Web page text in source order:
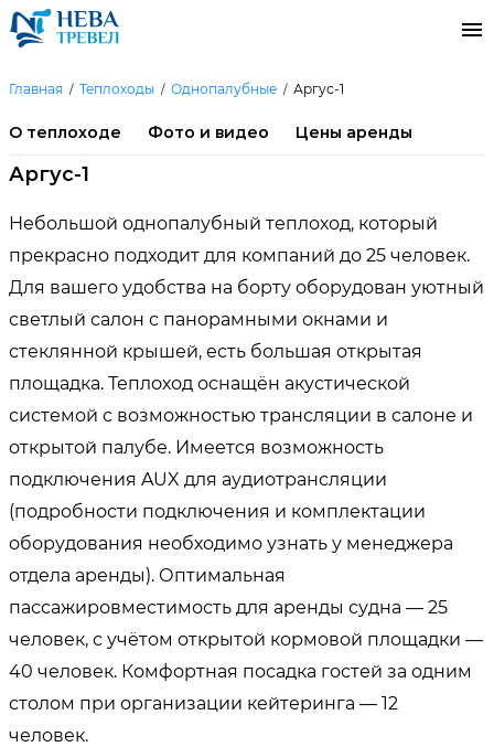
Главная Теплоходы Однопалубные Аргус-1
О теплоходе Фото и видео Цены аренды
Аргус-1
Небольшой однопалубный теплоход, который
прекрасно подходит для компаний до 25 человек.
Для вашего удобства на борту оборудован уютный
светлый салон с панорамными окнами и
стеклянной крышей, есть большая открытая
площадка. Теплоход оснащён акустической
системой с возможностью трансляции в салоне и
открытой палубе. Имеется возможность
подключения AUX для аудиотрансляции
(подробности подключения и комплектации
оборудования необходимо узнать у менеджера
отдела аренды). Оптимальная
пассажировместимость для аренды судна — 25
человек, с учётом открытой кормовой площадки —
40 человек. Комфортная посадка гостей за одним
столом при организации кейтеринга — 12
человек.